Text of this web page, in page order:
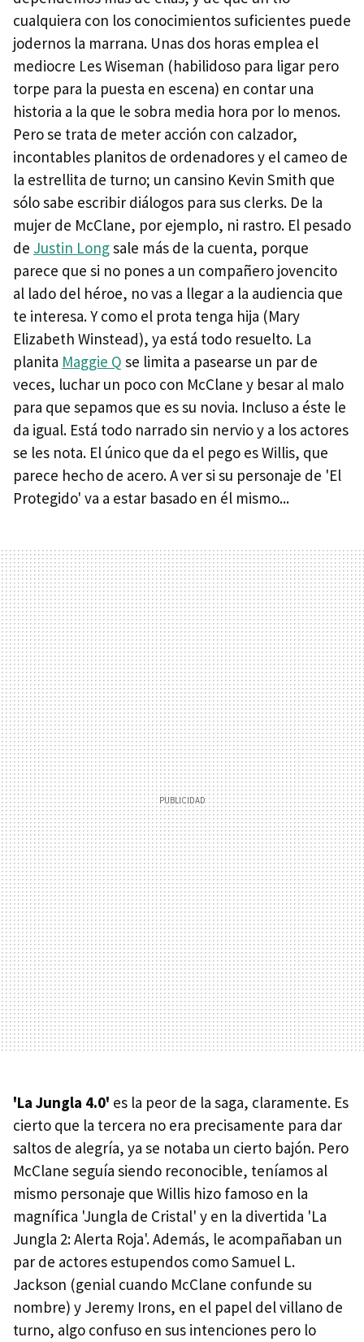
cualquiera con los conocimientos suficientes puede
jodernos la marrana. Unas dos horas emplea el
mediocre Les Wiseman (habilidoso para ligar pero
torpe para la puesta en escena) en contar una
historia a la que le sobra media hora por lo menos.
Pero se trata de meter acción con calzador,
incontables planitos de ordenadores y el cameo de
la estrellita de turno; un cansino Kevin Smith que
sólo sabe escribir diálogos para sus clerks. De la
mujer de McClane, por ejemplo, ni rastro. El pesado
de Justin Longsale más de la cuenta, porque
parece que si no pones a un compañero jovencito
al lado del héroe, no vas a llegar a la audiencia que
te interesa. Y como el prota tenga hija (Mary
Elizabeth Winstead), ya está todo resuelto. La
planita Maggie Q se limita a pasearse un par de
veces, luchar un poco con McClane y besar al malo
para que sepamos que es su novia. Incluso a éste le
da igual. Está todo narrado sin nervio y a los actores
se les nota. El único que da el pego es Willis, que
parece hecho de acero. A ver si su personaje de 'El
Protegido' va a estar basado en él mismo...
'La Jungla 4.0' es la peor de la saga, claramente. Es
cierto que la tercera no era precisamente para dar
saltos de alegría, ya se notaba un cierto bajón. Pero
McClane seguía siendo reconocible, teníamos al
mismo personaje que Willis hizo famoso en la
magnífica 'Jungla de Cristal' y en la divertida 'La
Jungla 2: Alerta Roja'. Además, le acompañaban un
par de actores estupendos como Samuel L.
Jackson (genial cuando McClane confunde su
nombre) y Jeremy Irons, en el papel del villano de
turno, algo confuso en sus intenciones pero lo